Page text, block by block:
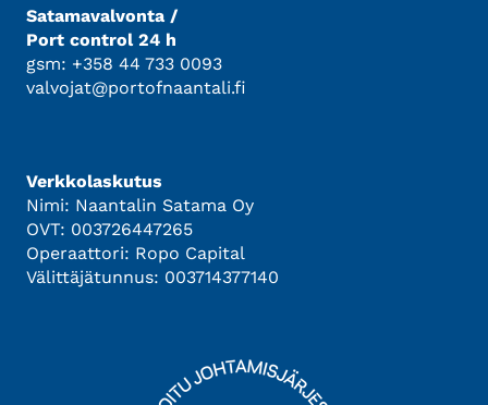
Satamavalvonta /
Port control 24 h
gsm: +358 44 733 0093
valvojat@portofnaantali.fi
Verkkolaskutus
Nimi: Naantalin Satama Oy
OVT: 003726447265
Operaattori: Ropo Capital
Välittäjätunnus: 003714377140